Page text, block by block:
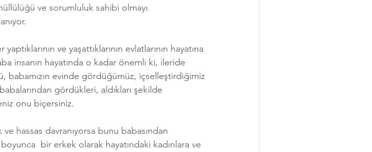
ve sorumluluk sahibi olmayı
ve yaşattıklarının evlatlarının hayatına
insanın hayatında o kadar önemli ki, ileride
babamızın evinde gördüğümüz, içselleştirdiğimiz
gördükleri, aldıkları şekilde
onu biçersiniz.
hassas davranıyorsa bunu babasından
bir erkek olarak hayatındaki kadınlara ve